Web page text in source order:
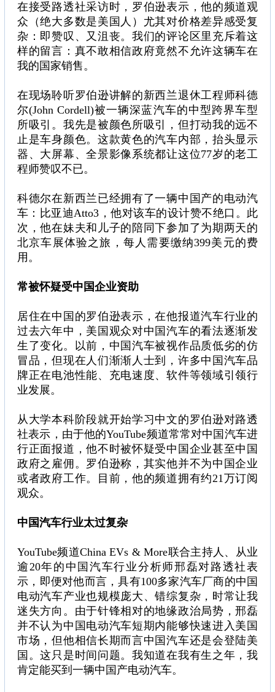
在接受路透社采访时，罗伯逊表示，他的频道观
众（绝大多数是美国人）尤其对价格差异感受复
杂：即赞叹、又沮丧。我们的评论区里充斥着这
样的留言：真不敢相信政府竟然不允许这辆车在
我的国家销售。
在现场聆听罗伯逊讲解的新西兰退休工程师科德
尔(John Cordell)被一辆深蓝汽车的中型跨界车型
所吸引。我先是被颜色所吸引，但打动我的远不
止是车身颜色。这款黄色的汽车内部，抬头显示
器、大屏幕、全景影像系统都让这位77岁的老工
程师赞叹不已。
科德尔在新西兰已经拥有了一辆中国产的电动汽
车：比亚迪Atto3，他对该车的设计赞不绝口。此
次，他在妹夫和儿子的陪同下参加了为期两天的
北京车展体验之旅，每人需要缴纳399美元的费
用。
常被怀疑受中国企业资助
居住在中国的罗伯逊表示，在他报道汽车行业的
过去六年中，美国观众对中国汽车的看法逐渐发
生了变化。以前，中国汽车被视作品质低劣的仿
冒品，但现在人们渐渐人士到，许多中国汽车品
牌正在电池性能、充电速度、软件等领域引领行
业发展。
从大学本科阶段就开始学习中文的罗伯逊对路透
社表示，由于他的YouTube频道常常对中国汽车进
行正面报道，他不时被怀疑受中国企业甚至中国
政府之雇佣。罗伯逊称，其实他并不为中国企业
或者政府工作。目前，他的频道拥有约21万订阅
观众。
中国汽车行业太过复杂
YouTube频道China EVs & More联合主持人、从业
逾20年的中国汽车行业分析师邢磊对路透社表
示，即便对他而言，具有100多家汽车厂商的中国
电动汽车产业也规模庞大、错综复杂，时常让我
迷失方向。由于针锋相对的地缘政治局势，邢磊
并不认为中国电动汽车短期内能够快速进入美国
市场，但他相信长期而言中国汽车还是会登陆美
国。这只是时间问题。我知道在我有生之年，我
肯定能买到一辆中国产电动汽车。